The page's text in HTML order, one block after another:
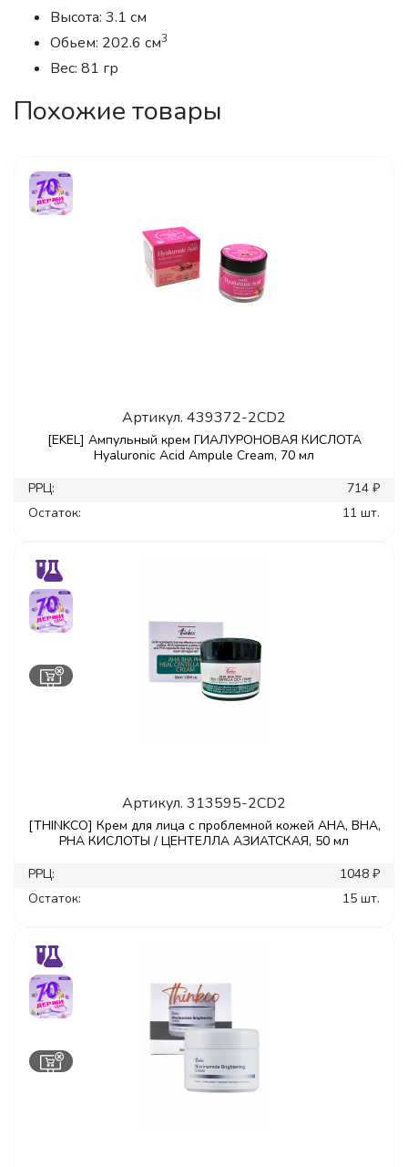
Высота: 3.1 см
Обьем: 202.6 см3
Вес: 81 гр
Похожие товары
Артикул. 439372-2CD2
[EKEL] Ампульный крем ГИАЛУРОНОВАЯ КИСЛОТА
Hyaluronic Acid Ampule Cream, 70 мл
РРЦ:
714 ₽
Остаток:
11 шт.
Артикул. 313595-2CD2
[THINKCO] Крем для лица с проблемной кожей AHA, BHA,
PHA КИСЛОТЫ / ЦЕНТЕЛЛА АЗИАТСКАЯ, 50 мл
РРЦ:
1048 ₽
Остаток:
15 шт.